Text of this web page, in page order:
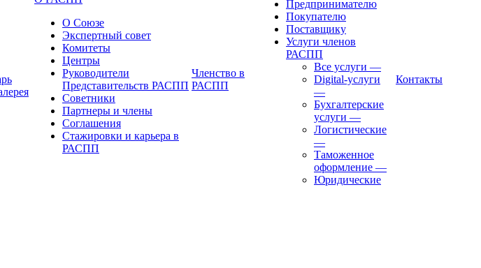
О Союзе
Экспертный совет
Комитеты
Центры
Руководители
Представительств РАСПП
Советники
Партнеры и члены
Соглашения
Стажировки и карьера в
РАСПП
Членство в
РАСПП
Предпринимателю
Покупателю
Поставщику
Услуги членов
РАСПП
Все услуги —
Digital-услуги
—
Бухгалтерские
услуги —
Логистические
—
Таможенное
оформление —
Юридические
Контакты